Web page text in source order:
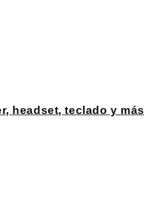
headset, teclado y más